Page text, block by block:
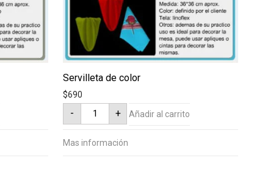
Servilleta de color
$690
-
Servilleta
color
+ Añadir al carrito
Mas información